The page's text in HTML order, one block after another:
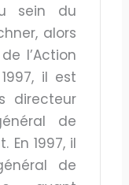
sein du
alors
l’Action
il est
directeur
de
En 1997, il
de